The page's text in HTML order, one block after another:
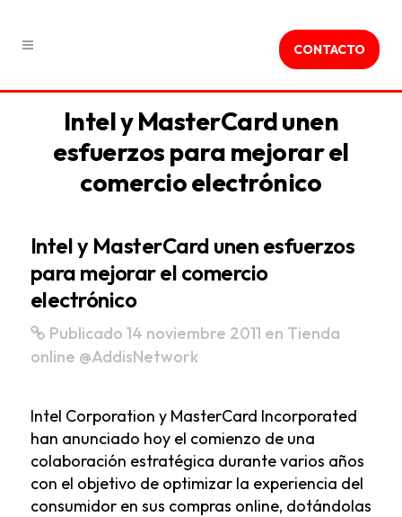
CONTACTO
Intel y MasterCard unen
esfuerzos para mejorar el
comercio electrónico
Intel y MasterCard unen esfuerzos
para mejorar el comercio
electrónico
Publicado 14 noviembre 2011 en Tienda
online @AddisNetwork
Intel Corporation y MasterCard Incorporated
han anunciado hoy el comienzo de una
colaboración estratégica durante varios años
con el objetivo de optimizar la experiencia del
consumidor en sus compras online, dotándolas